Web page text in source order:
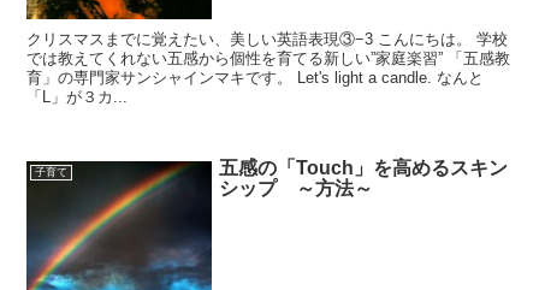
クリスマスまでに覚えたい、美しい英語表現③−3 こんにちは。 学校
では教えてくれない五感から個性を育てる新しい”家庭楽習” 「五感教
育」の専門家サンシャインマキです。 Let's light a candle. なんと
「L」が３カ...
子育て
五感の「Touch」を高めるスキン
シップ ～方法～